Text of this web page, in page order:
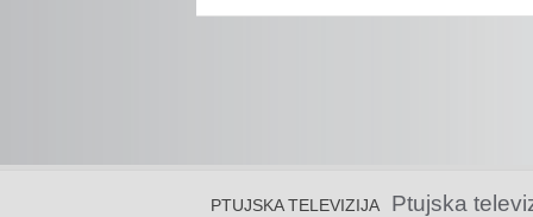
PTUJSKA TELEVIZIJA
Ptujska